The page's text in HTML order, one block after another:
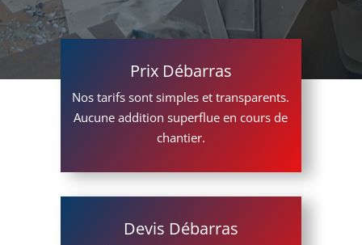
Prix Débarras
Nos tarifs sont simples et transparents.
Aucune addition superflue en cours de
chantier.
Devis Débarras